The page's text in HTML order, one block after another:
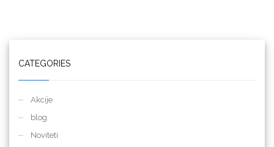
CATEGORIES
Akcije
blog
Noviteti